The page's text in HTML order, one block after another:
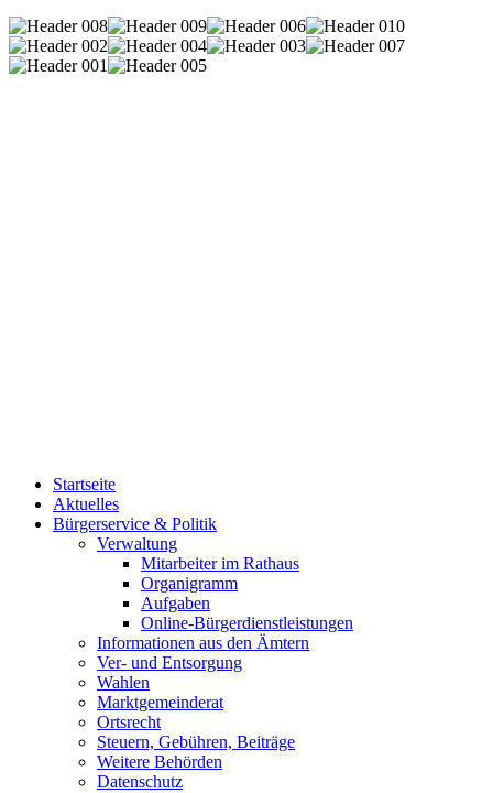
Startseite
Aktuelles
Bürgerservice & Politik
Verwaltung
Mitarbeiter im Rathaus
Organigramm
Aufgaben
Online-Bürgerdienstleistungen
Informationen aus den Ämtern
Ver- und Entsorgung
Wahlen
Marktgemeinderat
Ortsrecht
Steuern, Gebühren, Beiträge
Weitere Behörden
Datenschutz